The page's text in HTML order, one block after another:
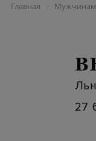
Главная / Мужчинам
27